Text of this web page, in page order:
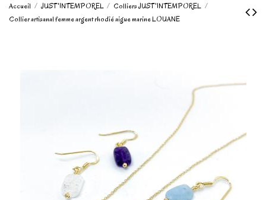
Accueil JUST'INTEMPOREL
Colliers JUST'INTEMPOREL
Collier artisanal femme argent rhodié aigue marine LOUANE